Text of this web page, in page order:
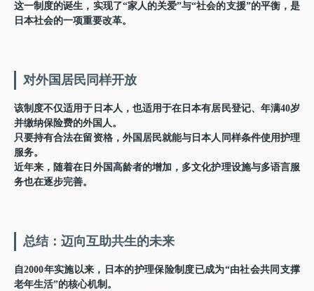
这一制度的诞生，实现了“家人的关爱”与“社会的支援”的平衡，是
日本社会的一项重要改革。
对外国居民同样开放
该制度不仅适用于日本人，也适用于在日本有居民登记、年满40岁
并缴纳保险费的外国人。
只要持有合法在留资格，外国居民就能与日本人同样条件使用护理
服务。
近年来，随着在日外国高龄者的增加，多文化护理设施与多语言服
务也在逐步完善。
总结：迈向互助共生的未来
自2000年实施以来，日本的护理保险制度已成为“由社会共同支撑
老年生活”的核心机制。